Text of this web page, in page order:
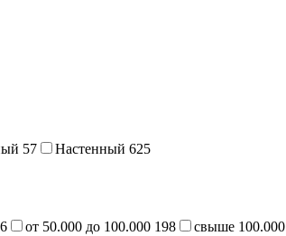
57 Настенный 625
от 50.000 до 100.000 198 свыше 100.000